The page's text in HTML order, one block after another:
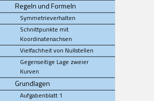
Regeln und Formeln
Symmetrieverhalten
Schnittpunkte mit
Koordinatenachsen
Vielfachheit von Nullstellen
Gegenseitige Lage zweier
Kurven
Grundlagen
Aufgabenblatt 1